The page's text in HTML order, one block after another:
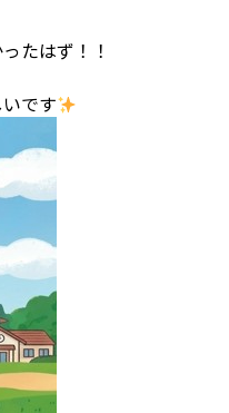
たはず！！
です